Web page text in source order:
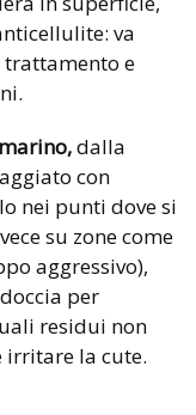
va
trattamento e
dalla
con
nei punti dove si
su zone come
aggressivo),
per
residui non
irritare la cute.